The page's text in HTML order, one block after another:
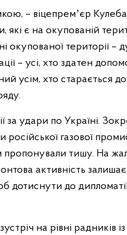
– віцепремʼєр
які є на окупованій
окупованої території –
– усі, хто здатен
усім, хто старається
за удари по Україні.
російської газової
тишу. На
активність
дотиснути до
на рівні радників